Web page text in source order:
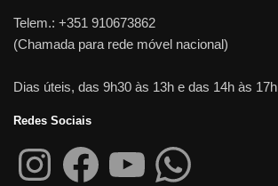
Telem.: +351 910673862
(Chamada para rede móvel nacional)
Dias úteis, das 9h30 às 13h e das 14h às 17h
Redes Sociais